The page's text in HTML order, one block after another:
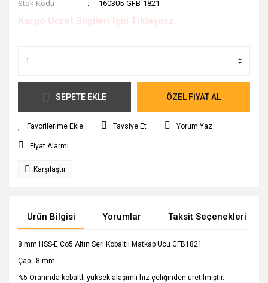
Stok Kodu
160305-GFB-1821
Kargo Ücret Bilgileri İçin Tıklayınız.
SEPETE EKLE ÖZEL FİYAT AL
Tavsiye Et Yorum Yaz
Fiyat Alarmı
Karşılaştır
Ürün Bilgisi Yorumlar Taksit Seçenekleri
8 mm HSS-E Co5 Altın Seri Kobaltlı Matkap Ucu GFB1821
Çap : 8 mm
%5 Oranında kobaltlı yüksek alaşımlı hız çeliğinden üretilmiştir.